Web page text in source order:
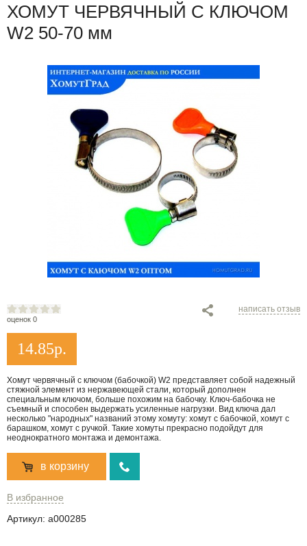
ХОМУТ ЧЕРВЯЧНЫЙ С КЛЮЧОМ
W2 50-70 мм
оценок 0
написать отзыв
14.85р.
Хомут червячный с ключом (бабочкой) W2 представляет собой надежный
стяжной элемент из нержавеющей стали, который дополнен
специальным ключом, больше похожим на бабочку. Ключ-бабочка не
съемный и способен выдержать усиленные нагрузки. Вид ключа дал
несколько "народных" названий этому хомуту: хомут с бабочкой, хомут с
барашком, хомут с ручкой. Такие хомуты прекрасно подойдут для
неоднократного монтажа и демонтажа.
в корзину
В избранное
Артикул: a000285